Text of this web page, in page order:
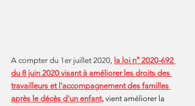
A compter du 1er juillet 2020, la loi n° 2020-692
du 8 juin 2020 visant à améliorer les droits des
travailleurs et l'accompagnement des familles
après le décès d'un enfant, vient améliorer la